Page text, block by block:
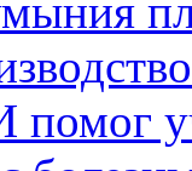
помог